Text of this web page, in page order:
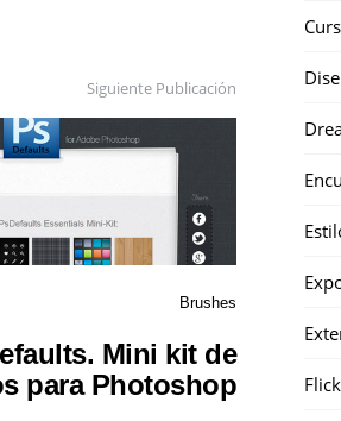
Siguiente Publicación
Brushes
Mini kit de
para Photoshop